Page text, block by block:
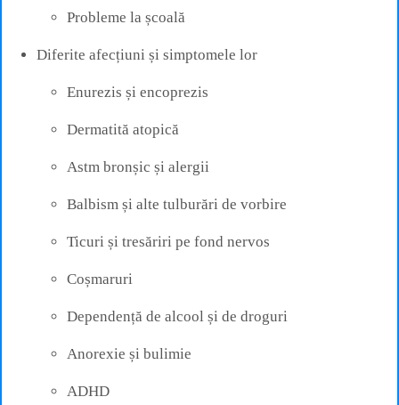
Probleme la școală
Diferite afecțiuni și simptomele lor
Enurezis și encoprezis
Dermatită atopică
Astm bronșic și alergii
Balbism și alte tulburări de vorbire
Ticuri și tresăriri pe fond nervos
Coșmaruri
Dependență de alcool și de droguri
Anorexie și bulimie
ADHD